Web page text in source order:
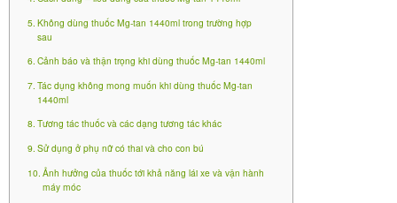
MG-TAN Inj.có thể được sử dụng để tiêm truyền tĩnh
mạch trung tâm hoặc ngoại vi. Mức liều MG-TAN Inj.
được khuyến nghị sử dụng đối với người lớn như sau:
Bệnh nhân có chế độ dinh dưỡng bình thường, nhu
nhỏ giọt với mức liều 0,7-1,0 g acid amin toàn
phần/kg cân nặng/ngày (tương đương với 0,10-0,15 g
nitrogen/kg cân nặng/ngày.
Không dùng thuốc Mg-tan 1440ml trong trường hợp
sau
Cảnh báo và thận trọng khi dùng thuốc Mg-tan 1440ml
Tác dụng không mong muốn khi dùng thuốc Mg-tan
1440ml
Tương tác thuốc và các dạng tương tác khác
Sử dụng ở phụ nữ có thai và cho con bú
Ảnh hưởng của thuốc tới khả năng lái xe và vận hành
máy móc